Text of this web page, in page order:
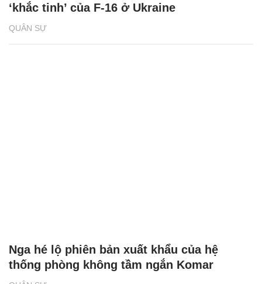
QUÂN SỰ
‘khắc tinh’ của F-16 ở Ukraine
Nga hé lộ phiên bản xuất khẩu của hệ
thống phòng không tầm ngắn Komar